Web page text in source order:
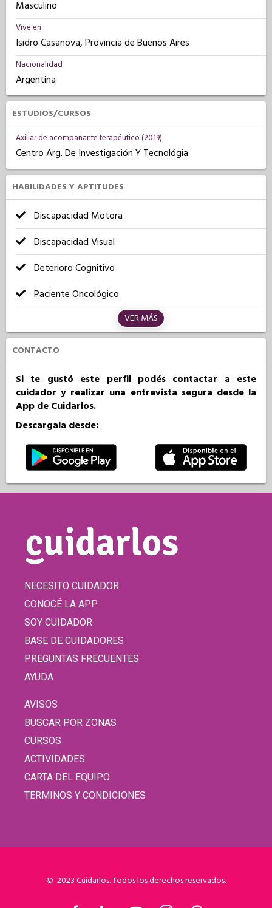
Masculino
Vive en
Isidro Casanova, Provincia de Buenos Aires
Nacionalidad
Argentina
ESTUDIOS/CURSOS
Axiliar de acompañante terapéutico (2019)
Centro Arg. De Investigación Y Tecnológia
HABILIDADES Y APTITUDES
Discapacidad Motora
Discapacidad Visual
Deterioro Cognitivo
Paciente Oncológico
VER MÁS
CONTACTO
Si te gustó este perfil podés contactar a este
cuidador y realizar una entrevista segura desde la
App de Cuidarlos.
Descargala desde:
NECESITO CUIDADOR
CONOCÉ LA APP
SOY CUIDADOR
BASE DE CUIDADORES
PREGUNTAS FRECUENTES
AYUDA
AVISOS
BUSCAR POR ZONAS
CURSOS
ACTIVIDADES
CARTA DEL EQUIPO
TERMINOS Y CONDICIONES
© 2023 Cuidarlos. Todos los derechos reservados.